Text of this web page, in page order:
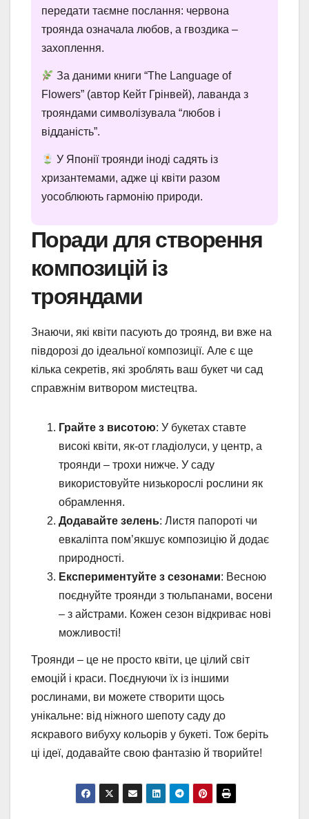
передати таємне послання: червона
троянда означала любов, а гвоздика –
захоплення.
За даними книги “The Language of
Flowers” (автор Кейт Грінвей), лаванда з
трояндами символізувала “любов і
відданість”.
У Японії троянди іноді садять із
хризантемами, адже ці квіти разом
уособлюють гармонію природи.
Поради для створення
композицій із
трояндами
Знаючи, які квіти пасують до троянд, ви вже на
півдорозі до ідеальної композиції. Але є ще
кілька секретів, які зроблять ваш букет чи сад
справжнім витвором мистецтва.
Грайте з висотою: У букетах ставте
високі квіти, як-от гладіолуси, у центр, а
троянди – трохи нижче. У саду
використовуйте низькорослі рослини як
обрамлення.
Додавайте зелень: Листя папороті чи
евкаліпта пом’якшує композицію й додає
природності.
Експериментуйте з сезонами: Весною
поєднуйте троянди з тюльпанами, восени
– з айстрами. Кожен сезон відкриває нові
можливості!
Троянди – це не просто квіти, це цілий світ
емоцій і краси. Поєднуючи їх із іншими
рослинами, ви можете створити щось
унікальне: від ніжного шепоту саду до
яскравого вибуху кольорів у букеті. Тож беріть
ці ідеї, додавайте свою фантазію й творийте!